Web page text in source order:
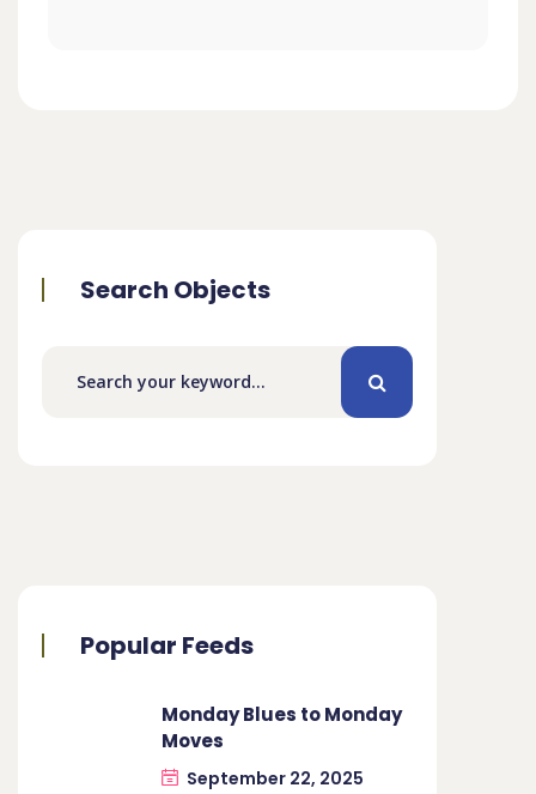
Search Objects
Popular Feeds
Monday Blues to Monday
Moves
September 22, 2025